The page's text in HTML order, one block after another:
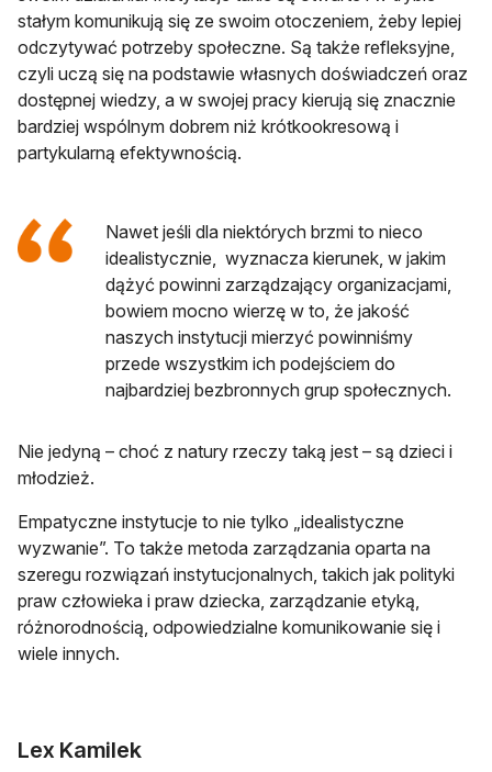
stałym komunikują się ze swoim otoczeniem, żeby lepiej
odczytywać potrzeby społeczne. Są także refleksyjne,
czyli uczą się na podstawie własnych doświadczeń oraz
dostępnej wiedzy, a w swojej pracy kierują się znacznie
bardziej wspólnym dobrem niż krótkookresową i
partykularną efektywnością.
Nawet jeśli dla niektórych brzmi to nieco
idealistycznie, wyznacza kierunek, w jakim
dążyć powinni zarządzający organizacjami,
bowiem mocno wierzę w to, że jakość
naszych instytucji mierzyć powinniśmy
przede wszystkim ich podejściem do
najbardziej bezbronnych grup społecznych.
Nie jedyną – choć z natury rzeczy taką jest – są dzieci i
młodzież.
Empatyczne instytucje to nie tylko „idealistyczne
wyzwanie”. To także metoda zarządzania oparta na
szeregu rozwiązań instytucjonalnych, takich jak polityki
praw człowieka i praw dziecka, zarządzanie etyką,
różnorodnością, odpowiedzialne komunikowanie się i
wiele innych.
Lex Kamilek